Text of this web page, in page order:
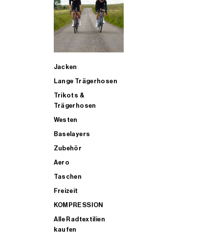
Jacken
Lange Trägerhosen
Trikots &
Trägerhosen
Westen
Baselayers
Zubehör
Aero
Taschen
Freizeit
KOMPRESSION
Alle Radtextilien
kaufen
ALLE TRIATHLONARTIKEL FÜR MÄNNER KAUFEN